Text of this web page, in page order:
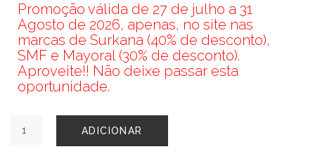
Promoção válida de 27 de julho a 31
Agosto de 2026, apenas, no site nas
marcas de Surkana (40% de desconto),
SMF e Mayoral (30% de desconto).
Aproveite!! Não deixe passar esta
oportunidade.
de
ADICIONAR